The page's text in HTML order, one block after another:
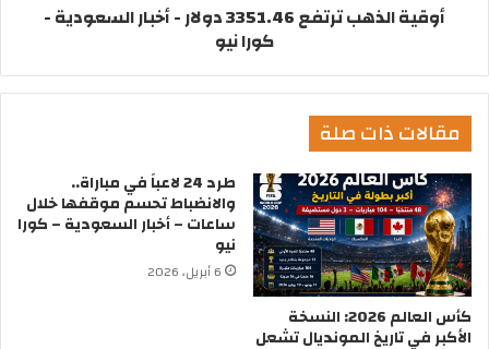
أوقية الذهب ترتفع 3351.46 دولار - أخبار السعودية -
كورا نيو
مقالات ذات صلة
كأس العالم 2026: النسخة
الأكبر في تاريخ المونديال تشعل
طرد 24 لاعباً في مباراة..
والانضباط تحسم موقفها خلال
ساعات – أخبار السعودية – كورا
نيو
6 أبريل، 2026